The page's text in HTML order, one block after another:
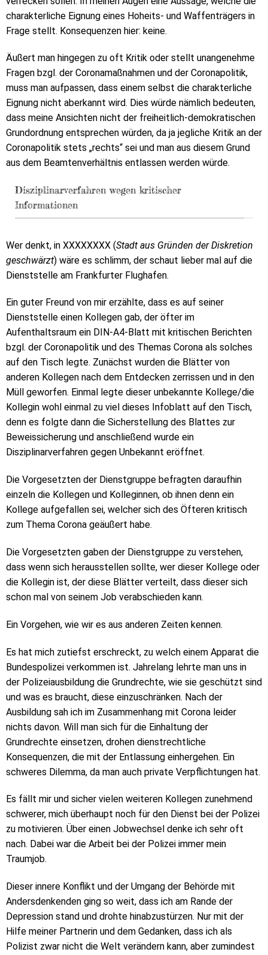
charakterliche Eignung eines Hoheits- und Waffenträgers in
Frage stellt. Konsequenzen hier: keine.
Äußert man hingegen zu oft Kritik oder stellt unangenehme
Fragen bzgl. der Coronamaßnahmen und der Coronapolitik,
muss man aufpassen, dass einem selbst die charakterliche
Eignung nicht aberkannt wird. Dies würde nämlich bedeuten,
dass meine Ansichten nicht der freiheitlich-demokratischen
Grundordnung entsprechen würden, da ja jegliche Kritik an der
Coronapolitik stets „rechts“ sei und man aus diesem Grund
aus dem Beamtenverhältnis entlassen werden würde.
Disziplinarverfahren wegen kritischer
Informationen
Wer denkt, in XXXXXXXX (Stadt aus Gründen der Diskretion
geschwärzt) wäre es schlimm, der schaut lieber mal auf die
Dienststelle am Frankfurter Flughafen.
Ein guter Freund von mir erzählte, dass es auf seiner
Dienststelle einen Kollegen gab, der öfter im
Aufenthaltsraum ein DIN-A4-Blatt mit kritischen Berichten
bzgl. der Coronapolitik und des Themas Corona als solches
auf den Tisch legte. Zunächst wurden die Blätter von
anderen Kollegen nach dem Entdecken zerrissen und in den
Müll geworfen. Einmal legte dieser unbekannte Kollege/die
Kollegin wohl einmal zu viel dieses Infoblatt auf den Tisch,
denn es folgte dann die Sicherstellung des Blattes zur
Beweissicherung und anschließend wurde ein
Disziplinarverfahren gegen Unbekannt eröffnet.
Die Vorgesetzten der Dienstgruppe befragten daraufhin
einzeln die Kollegen und Kolleginnen, ob ihnen denn ein
Kollege aufgefallen sei, welcher sich des Öfteren kritisch
zum Thema Corona geäußert habe.
Die Vorgesetzten gaben der Dienstgruppe zu verstehen,
dass wenn sich herausstellen sollte, wer dieser Kollege oder
die Kollegin ist, der diese Blätter verteilt, dass dieser sich
schon mal von seinem Job verabschieden kann.
Ein Vorgehen, wie wir es aus anderen Zeiten kennen.
Es hat mich zutiefst erschreckt, zu welch einem Apparat die
Bundespolizei verkommen ist. Jahrelang lehrte man uns in
der Polizeiausbildung die Grundrechte, wie sie geschützt sind
und was es braucht, diese einzuschränken. Nach der
Ausbildung sah ich im Zusammenhang mit Corona leider
nichts davon. Will man sich für die Einhaltung der
Grundrechte einsetzen, drohen dienstrechtliche
Konsequenzen, die mit der Entlassung einhergehen. Ein
schweres Dilemma, da man auch private Verpflichtungen hat.
Es fällt mir und sicher vielen weiteren Kollegen zunehmend
schwerer, mich überhaupt noch für den Dienst bei der Polizei
zu motivieren. Über einen Jobwechsel denke ich sehr oft
nach. Dabei war die Arbeit bei der Polizei immer mein
Traumjob.
Dieser innere Konflikt und der Umgang der Behörde mit
Andersdenkenden ging so weit, dass ich am Rande der
Depression stand und drohte hinabzustürzen. Nur mit der
Hilfe meiner Partnerin und dem Gedanken, dass ich als
Polizist zwar nicht die Welt verändern kann, aber zumindest